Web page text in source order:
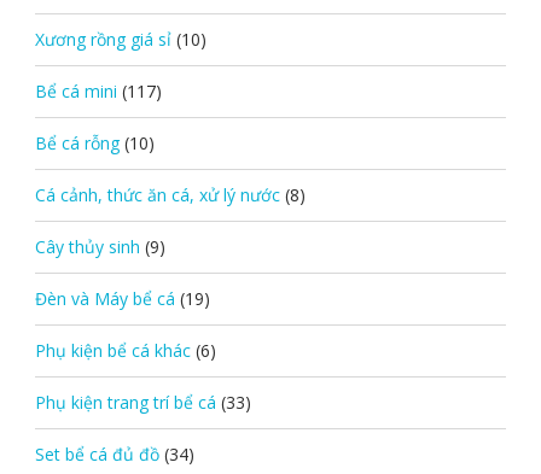
Xương rồng giá sỉ (10)
Bể cá mini (117)
Bể cá rỗng (10)
Cá cảnh, thức ăn cá, xử lý nước (8)
Cây thủy sinh (9)
Đèn và Máy bể cá (19)
Phụ kiện bể cá khác (6)
Phụ kiện trang trí bể cá (33)
Set bể cá đủ đồ (34)